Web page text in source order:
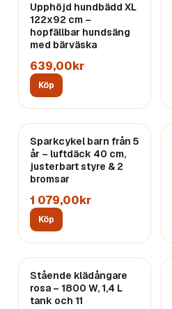
Upphöjd hundbädd XL
122x92 cm –
hopfällbar hundsäng
med bärväska
639,00kr
Köp
Sparkcykel barn från 5
år – luftdäck 40 cm,
justerbart styre & 2
bromsar
1 079,00kr
Köp
Stående klädångare
rosa – 1800 W, 1,4 L
tank och 11